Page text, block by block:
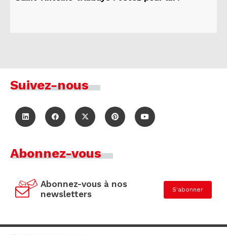
Suivez-nous
Abonnez-vous
Abonnez-vous à nos
newsletters
S'abonner